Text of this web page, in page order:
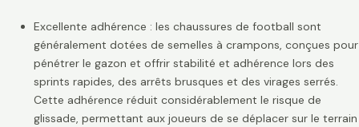
Excellente adhérence : les chaussures de football sont
généralement dotées de semelles à crampons, conçues pour
pénétrer le gazon et offrir stabilité et adhérence lors des
sprints rapides, des arrêts brusques et des virages serrés.
Cette adhérence réduit considérablement le risque de
glissade, permettant aux joueurs de se déplacer sur le terrain